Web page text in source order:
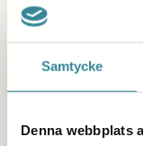
Samtycke
Denna webbplats
tillämpningen
Framåt kommer
granskningen